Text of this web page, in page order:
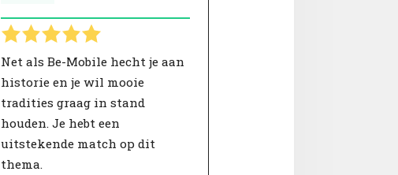
Net als Be-Mobile hecht je aan
historie en je wil mooie
tradities graag in stand
houden. Je hebt een
uitstekende match op dit
thema.